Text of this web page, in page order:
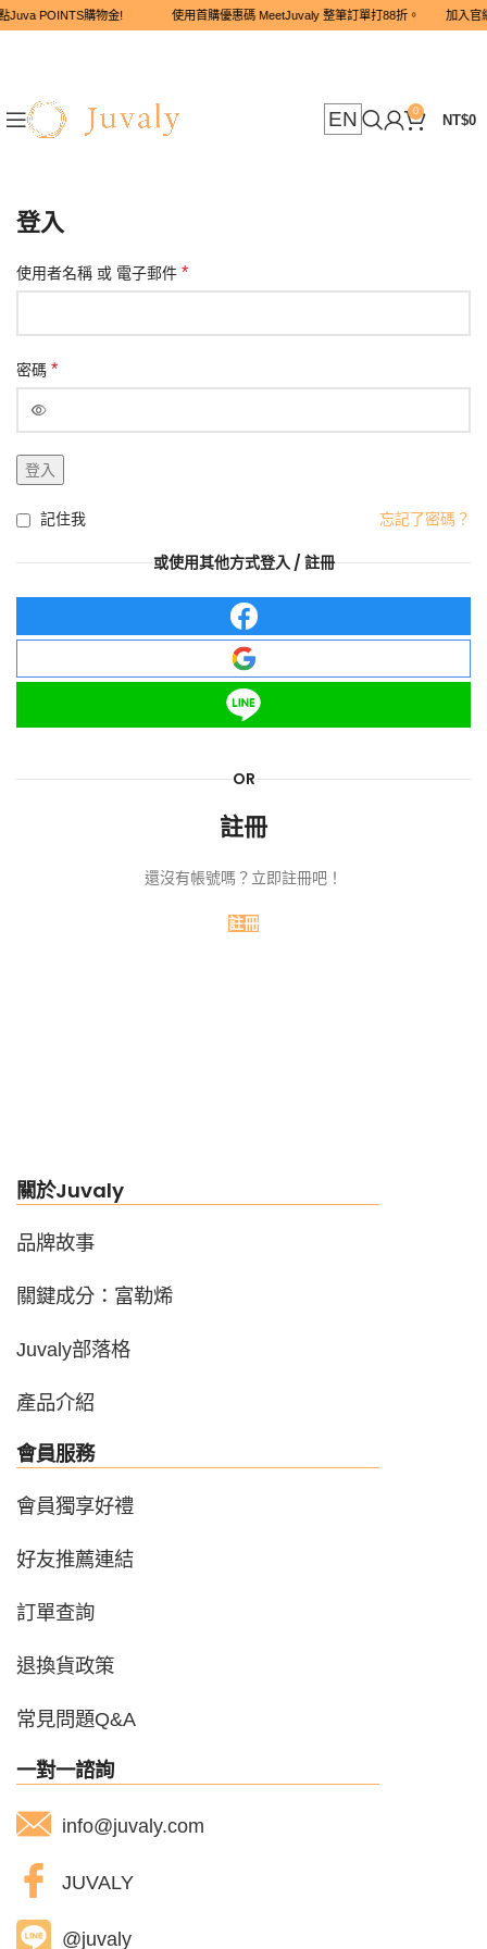
Juva POINTS購物金! 使用首購優惠碼 MeetJuvaly 整筆訂單打
EN 0
NT$0
登入
使用者名稱 或 電子郵件 *
密碼 *
登入
忘記了密碼？
記住我
或使用其他方式登入 / 註冊
OR
註冊
還沒有帳號嗎？立即註冊吧！
註冊
關於Juvaly
品牌故事
關鍵成分：富勒烯
Juvaly部落格
產品介紹
會員服務
會員獨享好禮
好友推薦連結
訂單查詢
退換貨政策
常見問題Q&A
一對一諮詢
info@juvaly.com
JUVALY
@juvaly